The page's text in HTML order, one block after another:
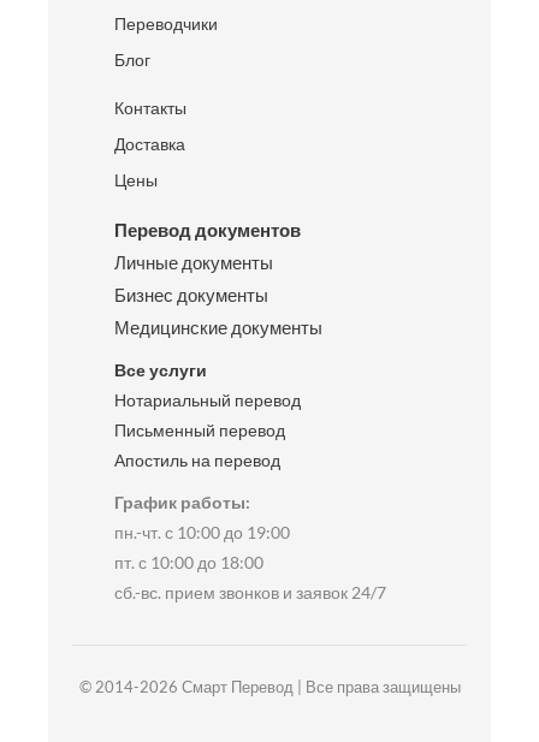
Переводчики
Блог
Контакты
Доставка
Цены
Перевод документов
Личные документы
Бизнес документы
Медицинские документы
Все услуги
Нотариальный перевод
Письменный перевод
Апостиль на перевод
График работы:
пн.-чт. с 10:00 до 19:00
пт. с 10:00 до 18:00
сб.-вс. прием звонков и заявок 24/7
© 2014-2026 Смарт Перевод | Все права защищены